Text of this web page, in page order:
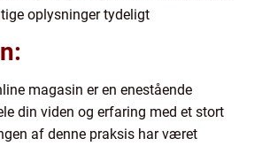
oplysninger tydeligt
magasin er en enestående
din viden og erfaring med et stort
af denne praksis har været